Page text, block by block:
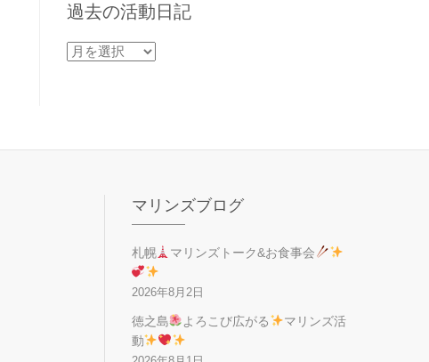
過去の活動日記
過
日
マリンズブログ
札幌 マリンズトーク&お食事会
2026年8月2日
徳之島 よろこび広がる
マリンズ活
動